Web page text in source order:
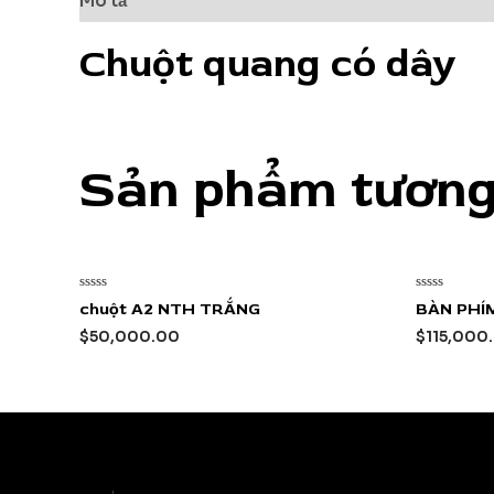
Chuột quang có dây
Sản phẩm
Được
xếp
hạng
0
chuột A2 NTH TRẮNG
$50,000.00
Được
xếp
hạng
0
BÀN
$